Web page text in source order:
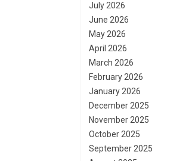
July 2026
June 2026
May 2026
April 2026
March 2026
February 2026
January 2026
December 2025
November 2025
October 2025
September 2025